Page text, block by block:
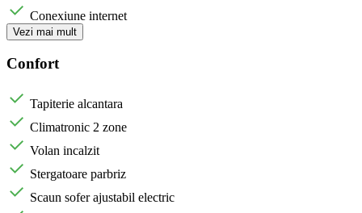
Conexiune internet
Vezi mai mult
Confort
Tapiterie alcantara
Climatronic 2 zone
Volan incalzit
Stergatoare parbriz
Scaun sofer ajustabil electric